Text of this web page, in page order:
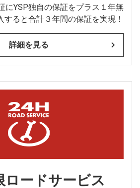
にYSP独自の保証をプラス１年無
すると合計３年間の保証を実現！
詳細を見る
ロードサービス